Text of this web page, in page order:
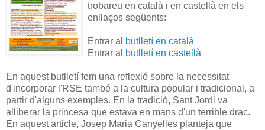
trobareu en català i en castellà en els
enllaços següents:
Entrar al
butlletí en català
Entrar al
butlletí en castellà
En aquest butlletí fem una reflexió sobre la necessitat
d'incorporar l'RSE també a la cultura popular i tradicional, a
partir d'alguns exemples. En la tradició, Sant Jordi va
alliberar la princesa que estava en mans d'un terrible drac.
En aquest article, Josep Maria Canyelles planteja que